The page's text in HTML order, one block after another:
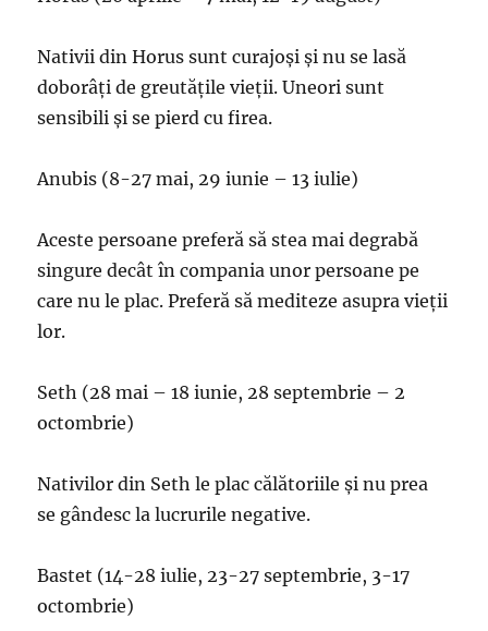
Nativii din Horus sunt curajoși și nu se lasă
doborâți de greutățile vieții. Uneori sunt
sensibili și se pierd cu firea.
Anubis (8-27 mai, 29 iunie – 13 iulie)
Aceste persoane preferă să stea mai degrabă
singure decât în compania unor persoane pe
care nu le plac. Preferă să mediteze asupra vieții
lor.
Seth (28 mai – 18 iunie, 28 septembrie – 2
octombrie)
Nativilor din Seth le plac călătoriile și nu prea
se gândesc la lucrurile negative.
Bastet (14-28 iulie, 23-27 septembrie, 3-17
octombrie)